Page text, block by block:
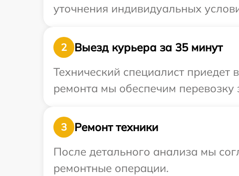
уточнения индивидуальных
2
Выезд курьера за 35 минут
Технический специалист
ремонта мы обеспечим перевозку
3
Ремонт техники
После детального анализа мы
ремонтные операции.